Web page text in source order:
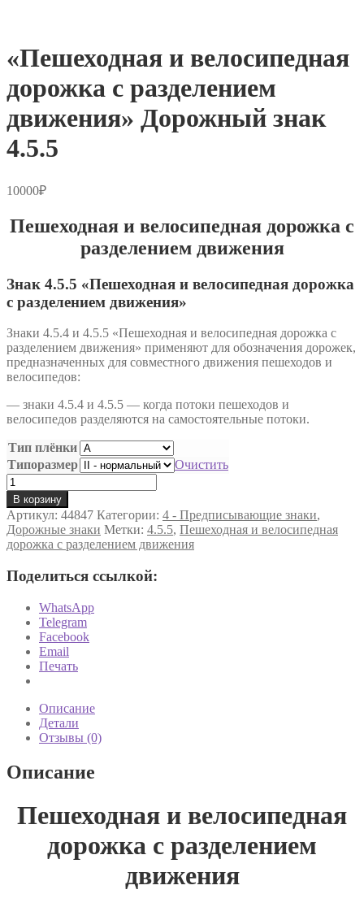
«Пешеходная и велосипедная
дорожка с разделением
движения» Дорожный знак
4.5.5
10000₽
Пешеходная и велосипедная дорожка с
разделением движения
Знак 4.5.5 «Пешеходная и велосипедная дорожка
с разделением движения»
Знаки 4.5.4 и 4.5.5 «Пешеходная и велосипедная дорожка с
разделением движения» применяют для обозначения дорожек,
предназначенных для совместного движения пешеходов и
велосипедов:
— знаки 4.5.4 и 4.5.5 — когда потоки пешеходов и
велосипедов разделяются на самостоятельные потоки.
Тип плёнки
Типоразмер
Очистить
Количество
товара
«Пешеходная
и
велосипедная
дорожка
с
разделением
Дорожный
знак
4.5.5
В корзину
Артикул: 44847 Категории: 4 - Предписывающие знаки,
Дорожные знаки Метки: 4.5.5, Пешеходная и велосипедная
дорожка с разделением движения
Поделиться ссылкой:
WhatsApp
Telegram
Facebook
Email
Печать
Описание
Детали
Отзывы (0)
Описание
Пешеходная и велосипедная
дорожка с разделением
движения